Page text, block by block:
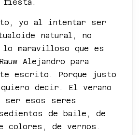
fiesta.
yo al intentar ser
natural, no
lo maravilloso que es
Alejandro para
escrito. Porque justo
decir. El verano
ser esos seres
de baile, de
colores, de vernos.